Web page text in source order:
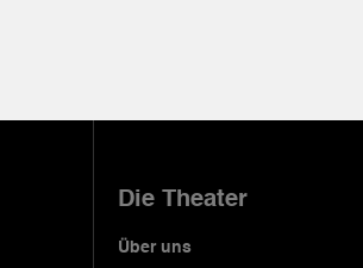
Die Theater
Über uns